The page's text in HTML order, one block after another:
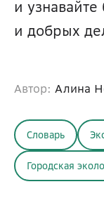
и
и добрых
Автор: Алина
Словарь
Городская